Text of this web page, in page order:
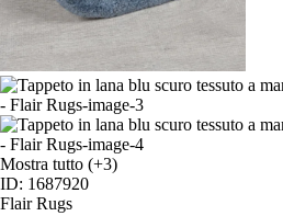
Mostra tutto (+3)
ID: 1687920
Flair Rugs